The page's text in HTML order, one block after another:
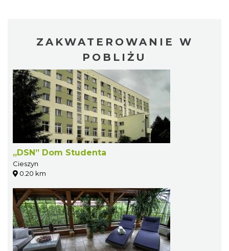
ZAKWATEROWANIE W
POBLIŻU
„DSN” Dom Studenta
Cieszyn
0.20 km